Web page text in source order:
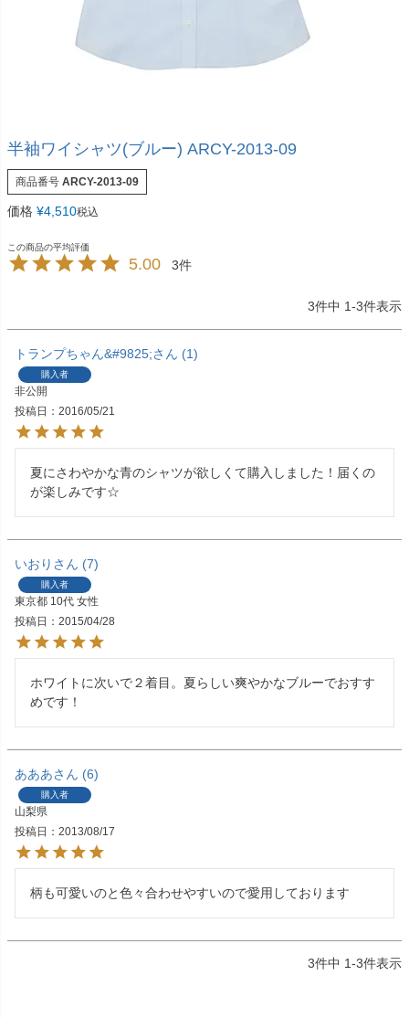
半袖ワイシャツ(ブルー) ARCY-2013-09
商品番号 ARCY-2013-09
価格 ¥4,510税込
5.00 3
3件中 1-3件表示
トランプちゃん&#9825; 1
購入者
非公開
投稿日
2016/05/21
夏にさわやかな青のシャツが欲しくて購入しました！届くの
が楽しみです☆
いおり 7
購入者
東京都 10代 女性
投稿日
2015/04/28
ホワイトに次いで２着目。夏らしい爽やかなブルーでおすす
めです！
あああ 6
購入者
山梨県
投稿日
2013/08/17
柄も可愛いのと色々合わせやすいので愛用しております
3件中 1-3件表示